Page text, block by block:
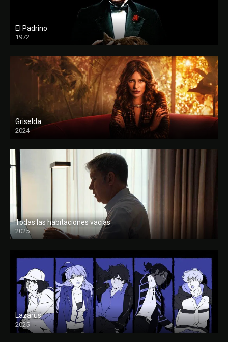
El Padrino
1972
FULL HD
Griselda
2024
Todas las habitaciones vacías
2025
FULL HD
Lazarus
2025